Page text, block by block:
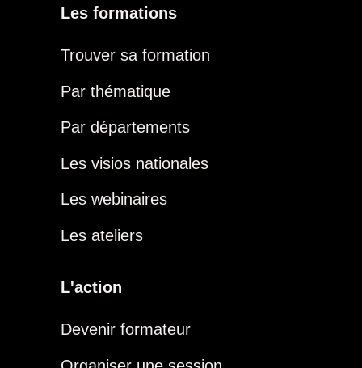
Les formations
Trouver sa formation
Par thématique
Par départements
Les visios nationales
Les webinaires
Les ateliers
L'action
Devenir formateur